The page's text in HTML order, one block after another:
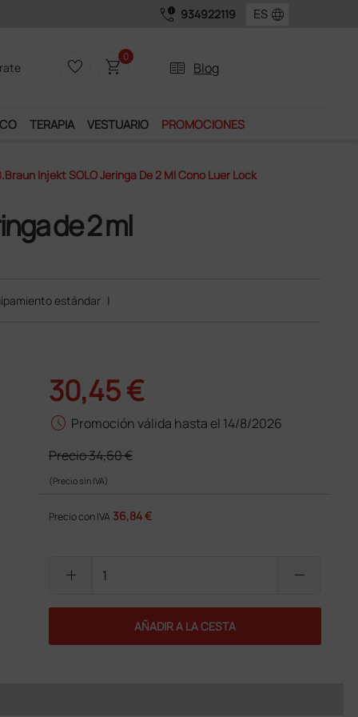
call_quality 934922119 language
favorite_border shopping_cart0
two_pager Blog
TERAPIA VESTUARIO PROMOCIONES
Injekt SOLO Jeringa De 2 Ml Cono Luer Lock
de 2 ml
estándar |
30,45 €
schedule Promoción válida hasta el 14/8/2026
Precio34,60 €
(Precio sin IVA)
Precio con IVA 36,84 €
add remove
AÑADIR A LA CESTA